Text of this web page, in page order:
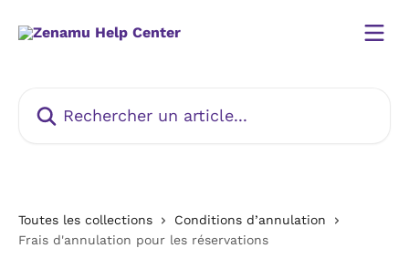
Toutes les collections
Conditions d’annulation
Frais d'annulation pour les réservations